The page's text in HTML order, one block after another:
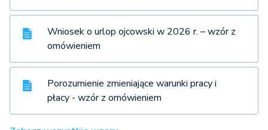
Wniosek o urlop ojcowski w 2026 r. – wzór z
omówieniem
Porozumienie zmieniające warunki pracy i
płacy - wzór z omówieniem